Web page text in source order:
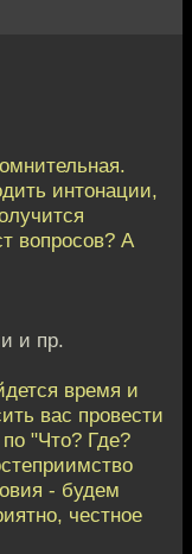
интонации,
вопросов? А
и пр.
время и
вас провести
"Что? Где?
- будем
честное